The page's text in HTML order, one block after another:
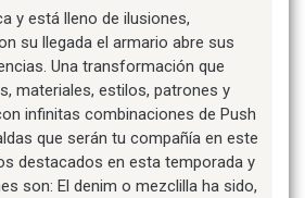
y está lleno de ilusiones,
su llegada el armario abre sus
Una transformación que
materiales, estilos, patrones y
infinitas combinaciones de Push
que serán tu compañía en este
destacados en esta temporada y
son: El denim o mezclilla ha sido,